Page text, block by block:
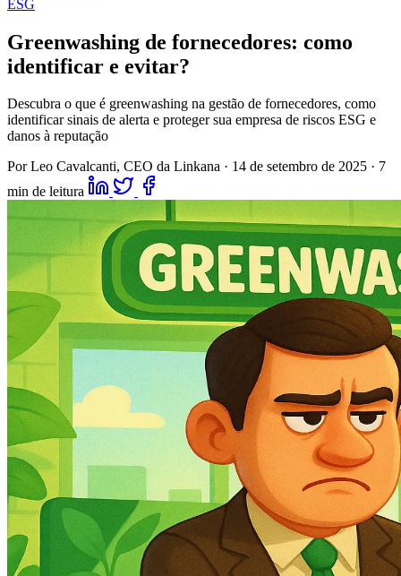
ESG
Greenwashing de fornecedores: como
identificar e evitar?
Descubra o que é greenwashing na gestão de fornecedores, como
identificar sinais de alerta e proteger sua empresa de riscos ESG e
danos à reputação
Por Leo Cavalcanti, CEO da Linkana · 14 de setembro de 2025 · 7
min de leitura